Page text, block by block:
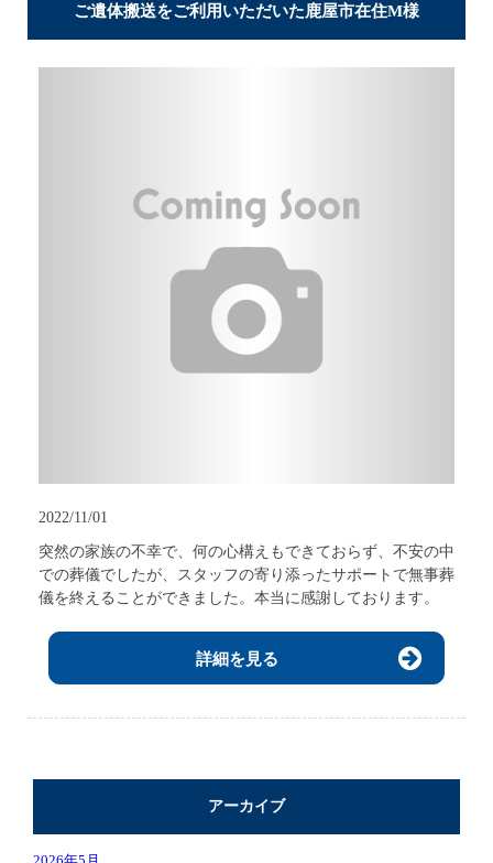
ご遺体搬送をご利用いただいた鹿屋市在住M様
2022/11/01
突然の家族の不幸で、何の心構えもできておらず、不安の中
での葬儀でしたが、スタッフの寄り添ったサポートで無事葬
儀を終えることができました。本当に感謝しております。
詳細を見る
アーカイブ